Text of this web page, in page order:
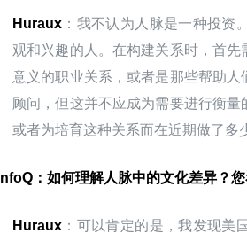
Huraux ：我不认为人脉是一种投资
观和兴趣的人。在构建关系时，首
意义的职业关系，或者是那些帮助
顾问，但这并不应成为需要进行衡
或者为培育这种关系而在近期做了多
InfoQ：如何理解人脉中的文化差异？
Huraux ：可以肯定的是，我发现美